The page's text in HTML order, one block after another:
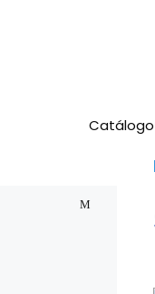
Catálogo